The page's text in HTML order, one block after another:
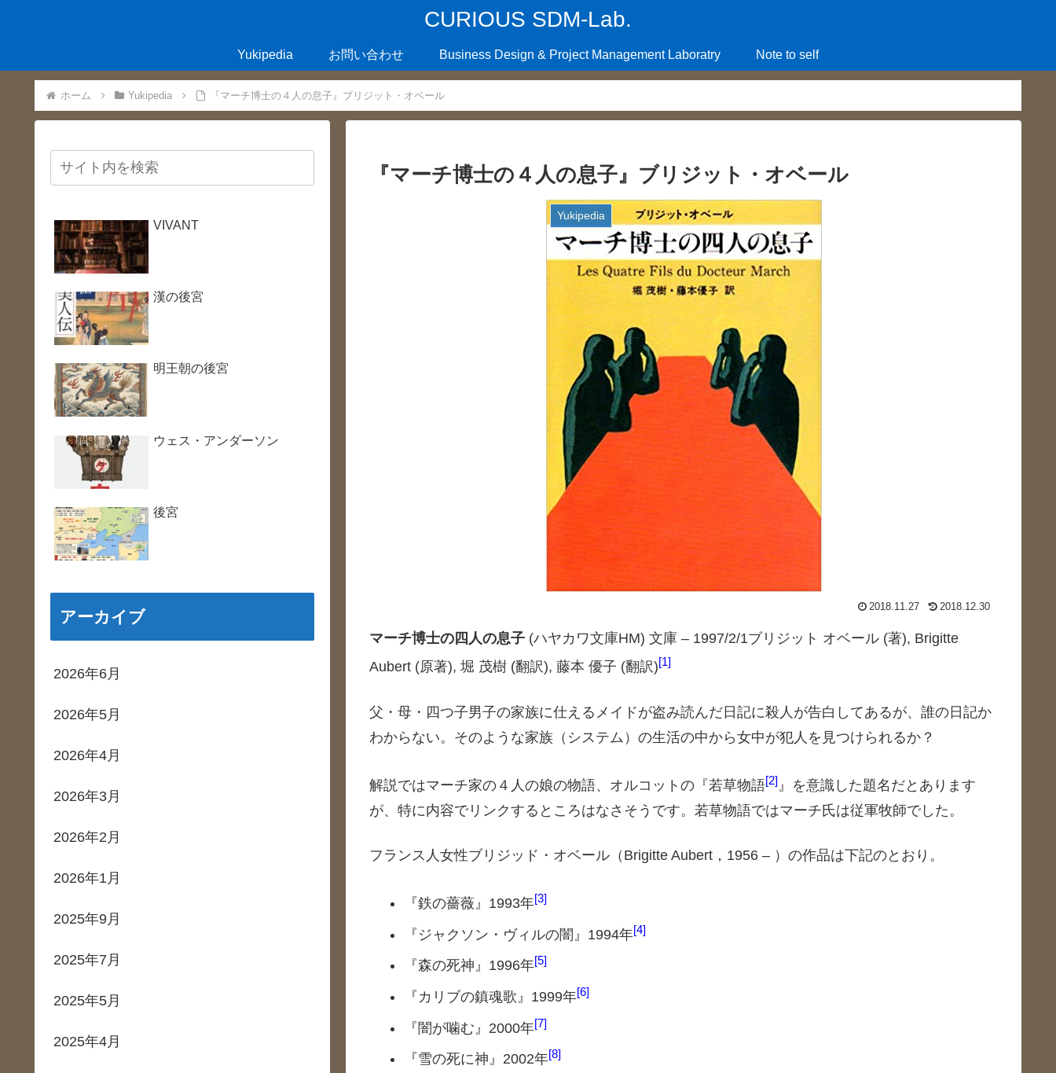
CURIOUS SDM-Lab.
Yukipedia お問い合わせ Business Design & Project Management Laboratry Note to self
ホーム Yukipedia 『マーチ博士の４人の息子』ブリジット・オベール
『マーチ博士の４人の息子』ブリジット・オベール
Yukipedia
2018.11.27 2018.12.30
マーチ博士の四人の息子 (ハヤカワ文庫HM) 文庫 – 1997/2/1ブリジット オベール (著), Brigitte
Aubert (原著), 堀 茂樹 (翻訳), 藤本 優子 (翻訳) 1
父・母・四つ子男子の家族に仕えるメイドが盗み読んだ日記に殺人が告白してあるが、誰の日記か
わからない。そのような家族（システム）の生活の中から女中が犯人を見つけられるか？
解説ではマーチ家の４人の娘の物語、オルコットの『若草物語 2 』を意識した題名だとあります
が、特に内容でリンクするところはなさそうです。若草物語ではマーチ氏は従軍牧師でした。
フランス人女性ブリジッド・オベール（Brigitte Aubert，1956 – ）の作品は下記のとおり。
『鉄の薔薇』1993年 3
『ジャクソン・ヴィルの闇』1994年 4
『森の死神』1996年 5
『カリブの鎮魂歌』1999年 6
『闇が噛む』2000年 7
『雪の死に神』2002年 8
VIVANT
漢の後宮
明王朝の後宮
ウェス・アンダーソン
後宮
アーカイブ
2026年6月
2026年5月
2026年4月
2026年3月
2026年2月
2026年1月
2025年9月
2025年7月
2025年5月
2025年4月